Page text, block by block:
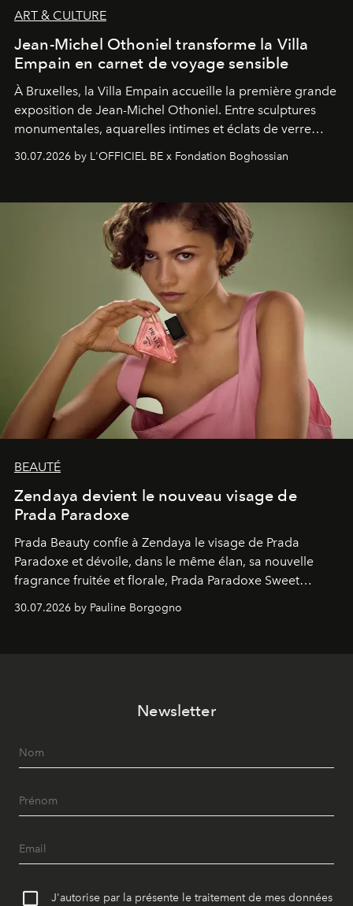
ART & CULTURE
Jean-Michel Othoniel transforme la Villa
Empain en carnet de voyage sensible
À Bruxelles, la Villa Empain accueille la première grande
exposition de Jean-Michel Othoniel. Entre sculptures
monumentales, aquarelles intimes et éclats de verre
soufflé, l’artiste français compose un itinéraire
émotionnel où chaque œuvre devient le souvenir
émerveillement.
30.07.2026 by L'OFFICIEL BE x Fondation Boghossian
BEAUTÉ
Zendaya devient le nouveau visage de
Prada Paradoxe
Prada Beauty confie à Zendaya le visage de Prada
Paradoxe et dévoile, dans le même élan, sa nouvelle
fragrance fruitée et florale, Prada Paradoxe Sweet
Chemistry Eau de Parfum.
30.07.2026 by Pauline Borgogno
Newsletter
J'autorise par la présente le traitement de mes données